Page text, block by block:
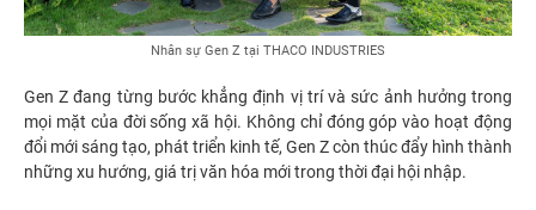
Nhân sự Gen Z tại THACO INDUSTRIES
Gen Z đang từng bước khẳng định vị trí và sức ảnh hưởng trong
mọi mặt của đời sống xã hội. Không chỉ đóng góp vào hoạt động
đổi mới sáng tạo, phát triển kinh tế, Gen Z còn thúc đẩy hình thành
những xu hướng, giá trị văn hóa mới trong thời đại hội nhập.